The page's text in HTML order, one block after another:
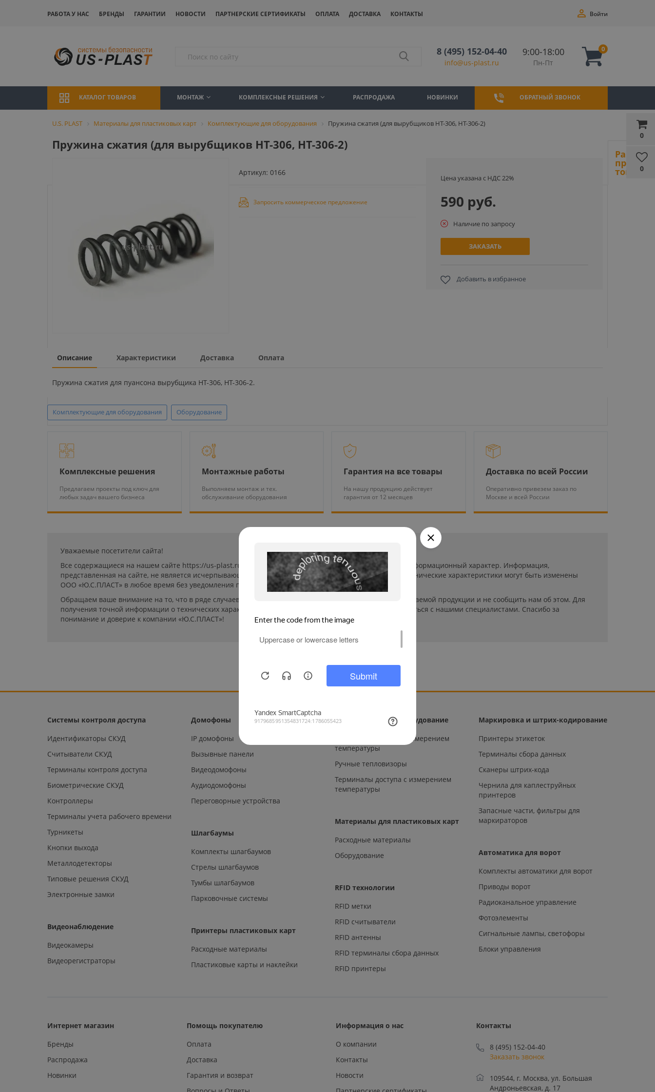
РАБОТА У НАС БРЕНДЫ ГАРАНТИИ НОВОСТИ ПАРТНЕРСКИЕ СЕРТИФИКАТЫ ОПЛАТА ДОСТАВКА КОНТАКТЫ
0
0
Войти
8 (495) 152-04-40
info@us-plast.ru
9:00-18:00
Пн-Пт
0
КАТАЛОГ ТОВАРОВ МОНТАЖ КОМПЛЕКСНЫЕ РЕШЕНИЯ РАСПРОДАЖА НОВИНКИ ОБРАТНЫЙ ЗВОНОК
U.S. PLAST Материалы для пластиковых карт Комплектующие для оборудования Пружина сжатия (для вырубщиков HT-306, HT-306-2)
Пружина сжатия (для вырубщиков HT-306, HT-306-2)
Артикул: 0166
Запросить коммерческое предложение
Цена указана с НДС 22%
590 руб.
Наличие по запросу
ЗАКАЗАТЬ
Добавить в избранное
Описание Характеристики Доставка Оплата
Пружина сжатия для пуансона вырубщика HT-306, HT-306-2.
Комплектующие для оборудования Оборудование
Комплексные решения
Предлагаем проекты под ключ для
любых задач вашего бизнеса
Монтажные работы
Выполняем монтаж и тех.
обслуживание оборудования
Гарантия на все товары
На нашу продукцию действует
гарантия от 12 месяцев
Доставка по всей России
Оперативно привезем заказ по
Москве и всей России
Уважаемые посетители сайта!
Все содержащиеся на нашем сайте https://us-plast.ru/ (далее «сайт») сведения носят исключительно информационный характер. Информация,
представленная на сайте, не является исчерпывающей. Указанные на сайте цены, комплектации и технические характеристики могут быть изменены
ООО «Ю.С.ПЛАСТ» в любое время без уведомления пользователей сайта.
Обращаем ваше внимание на то, что в ряде случаев производители могут изменить параметры выпускаемой продукции и не сообщить нам об этом. Для
получения точной информации о технических характеристиках и стоимости товаров необходимо связаться с нашими специалистами. Спасибо за
понимание и доверие к компании «Ю.С.ПЛАСТ»!
Ранее
товары
Системы контроля доступа
Идентификаторы СКУД
Считыватели СКУД
Терминалы контроля доступа
Биометрические СКУД
Контроллеры
Терминалы учета рабочего времени
Турникеты
Кнопки выхода
Металлодетекторы
Типовые решения СКУД
Электронные замки
Видеонаблюдение
Видеокамеры
Видеорегистраторы
Домофоны
IP домофоны
Вызывные панели
Видеодомофоны
Аудиодомофоны
Переговорные устройства
Шлагбаумы
Комплекты шлагбаумов
Стрелы шлагбаумов
Тумбы шлагбаумов
Парковочные системы
Принтеры пластиковых карт
Расходные материалы
Пластиковые карты и наклейки
Тепловизионное оборудование
Металлодетекторы с измерением
температуры
Ручные тепловизоры
Терминалы доступа с измерением
температуры
Материалы для пластиковых карт
Расходные материалы
Оборудование
RFID технологии
RFID метки
RFID считыватели
RFID антенны
RFID терминалы сбора данных
RFID принтеры
Маркировка и штрих-кодирование
Принтеры этикеток
Терминалы сбора данных
Сканеры штрих-кода
Чернила для каплеструйных
принтеров
Запасные части, фильтры для
маркираторов
Автоматика для ворот
Комплекты автоматики для ворот
Приводы ворот
Радиоканальное управление
Фотоэлементы
Сигнальные лампы, светофоры
Блоки управления
Интернет магазин
Бренды
Распродажа
Новинки
Помощь покупателю
Оплата
Доставка
Гарантия и возврат
Информация о нас
О компании
Контакты
Новости
Контакты
8 (495) 152-04-40
Заказать звонок
109544, г. Москва, ул. Большая
Андроньевская, д. 17